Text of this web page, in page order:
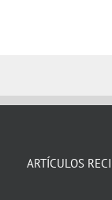
ARTÍCULOS